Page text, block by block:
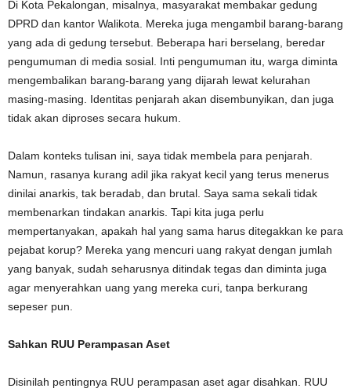
Di Kota Pekalongan, misalnya, masyarakat membakar gedung
DPRD dan kantor Walikota. Mereka juga mengambil barang-barang
yang ada di gedung tersebut. Beberapa hari berselang, beredar
pengumuman di media sosial. Inti pengumuman itu, warga diminta
mengembalikan barang-barang yang dijarah lewat kelurahan
masing-masing. Identitas penjarah akan disembunyikan, dan juga
tidak akan diproses secara hukum.
Dalam konteks tulisan ini, saya tidak membela para penjarah.
Namun, rasanya kurang adil jika rakyat kecil yang terus menerus
dinilai anarkis, tak beradab, dan brutal. Saya sama sekali tidak
membenarkan tindakan anarkis. Tapi kita juga perlu
mempertanyakan, apakah hal yang sama harus ditegakkan ke para
pejabat korup? Mereka yang mencuri uang rakyat dengan jumlah
yang banyak, sudah seharusnya ditindak tegas dan diminta juga
agar menyerahkan uang yang mereka curi, tanpa berkurang
sepeser pun.
Sahkan RUU Perampasan Aset
Disinilah pentingnya RUU perampasan aset agar disahkan. RUU